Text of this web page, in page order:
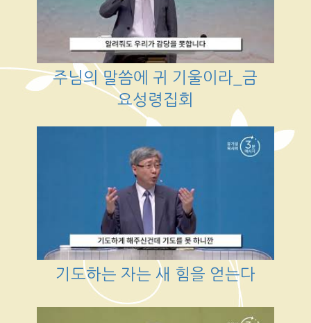
주님의 말씀에 귀 기울이라_금
요성령집회
기도하는 자는 새 힘을 얻는다